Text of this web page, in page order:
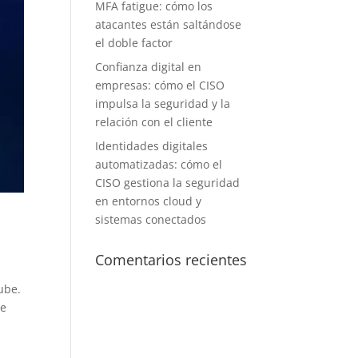
MFA fatigue: cómo los
atacantes están saltándose
el doble factor
Confianza digital en
empresas: cómo el CISO
impulsa la seguridad y la
relación con el cliente
Identidades digitales
automatizadas: cómo el
CISO gestiona la seguridad
en entornos cloud y
sistemas conectados
Comentarios recientes